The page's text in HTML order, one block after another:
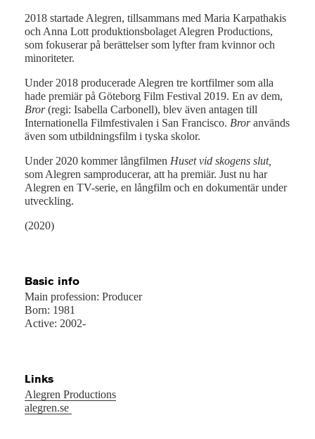
2018 startade Alegren, tillsammans med Maria Karpathakis
och Anna Lott produktionsbolaget Alegren Productions,
som fokuserar på berättelser som lyfter fram kvinnor och
minoriteter.
Under 2018 producerade Alegren tre kortfilmer som alla
hade premiär på Göteborg Film Festival 2019. En av dem,
Bror(regi: Isabella Carbonell), blev även antagen till
Internationella Filmfestivalen i San Francisco. Broranvänds
även som utbildningsfilm i tyska skolor.
Under 2020 kommer långfilmen Huset vid skogens slut,
som Alegren samproducerar, att ha premiär. Just nu har
Alegren en TV-serie, en långfilm och en dokumentär under
utveckling.
(2020)
Basic info
Main profession: Producer
Born: 1981
Active: 2002-
Links
Alegren Productions
alegren.se